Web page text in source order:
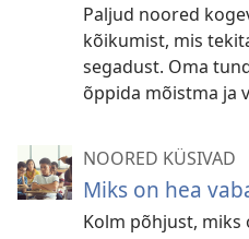
Paljud noored
kõikumist, mis
segadust. Oma
õppida mõistma ja
NOORED KÜSIVAD
Miks on hea
Kolm põhjust, miks